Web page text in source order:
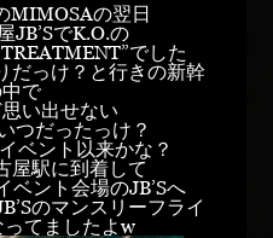
MIMOSAの翌日
JB’SでK.O.の
でした
だっけ？と行きの新幹
で
い出せない
つだったっけ？
ベント以来かな？
屋駅に到着して
ベント会場のJB’Sへ
のマンスリーフライ
てましたよw